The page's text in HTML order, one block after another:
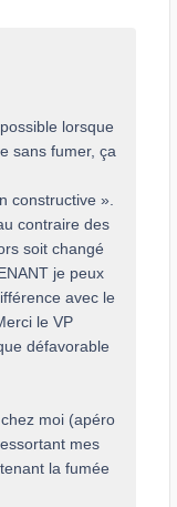
lorsque
sans fumer, ça
constructive ».
contraire des
soit changé
je peux
avec le
le VP
défavorable
moi (apéro
mes
la fumée